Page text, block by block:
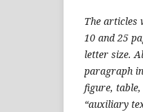
The articles
10 and 25
letter size.
paragraph
figure, table,
“auxiliary